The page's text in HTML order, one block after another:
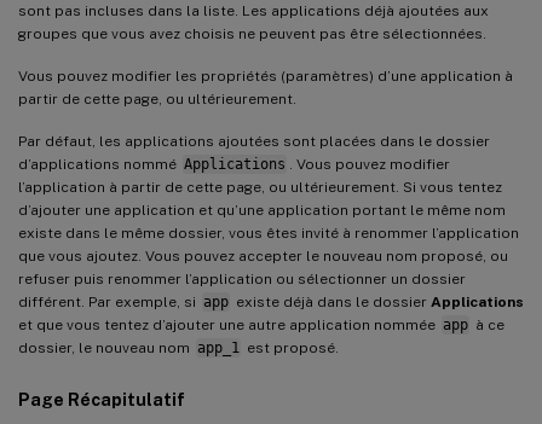
sont pas incluses dans la liste. Les applications déjà ajoutées aux
groupes que vous avez choisis ne peuvent pas être sélectionnées.
Vous pouvez modifier les propriétés (paramètres) d’une application à
partir de cette page, ou ultérieurement.
Par défaut, les applications ajoutées sont placées dans le dossier
d’applications nommé Applications
. Vous pouvez modifier
l’application à partir de cette page, ou ultérieurement. Si vous tentez
d’ajouter une application et qu’une application portant le même nom
existe dans le même dossier, vous êtes invité à renommer l’application
que vous ajoutez. Vous pouvez accepter le nouveau nom proposé, ou
refuser puis renommer l’application ou sélectionner un dossier
différent. Par exemple, si app existe déjà dans le dossier Applications
et que vous tentez d’ajouter une autre application nommée app à ce
dossier, le nouveau nom app_1 est proposé.
Page Récapitulatif